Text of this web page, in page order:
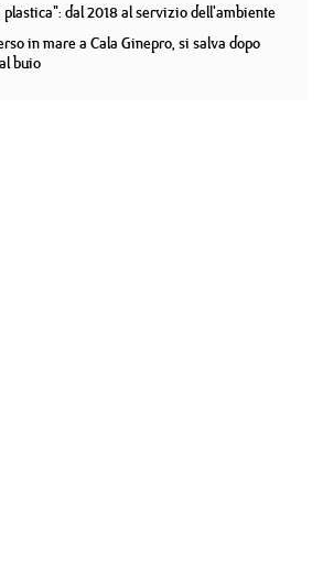
dal 2018 al servizio dell'ambiente
in mare a Cala Ginepro, si salva dopo
buio